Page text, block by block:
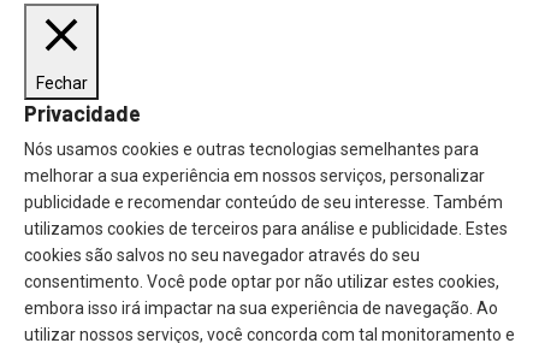
Fechar
Privacidade
Nós usamos cookies e outras tecnologias semelhantes para
melhorar a sua experiência em nossos serviços, personalizar
publicidade e recomendar conteúdo de seu interesse. Também
utilizamos cookies de terceiros para análise e publicidade. Estes
cookies são salvos no seu navegador através do seu
consentimento. Você pode optar por não utilizar estes cookies,
embora isso irá impactar na sua experiência de navegação. Ao
utilizar nossos serviços, você concorda com tal monitoramento e